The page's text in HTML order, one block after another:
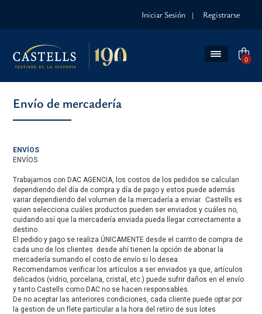
Iniciar Sesión | Registrarse
0
Envío de mercadería
ENVÍOS
ENVÍOS
Trabajamos con DAC AGENCIA, los costos de los pedidos se calculan
dependiendo del día de compra y día de pago y estos puede además
variar dependiendo del volumen de la mercadería a enviar. Castells es
quien selecciona cuáles productos pueden ser enviados y cuáles no,
cuidando así que la mercadería enviada pueda llegar correctamente a
destino.
El pedido y pago se realiza ÚNICAMENTE desde el carrito de compra de
cada uno de los clientes desde ahí tienen la opción de abonar la
mercadería sumando el costo de envío si lo desea.
Recomendamos verificar los artículos a ser enviados ya que, artículos
delicados (vidrio, porcelana, cristal, etc.) puede sufrir daños en el envío
y tanto Castells como DAC no se hacen responsables.
De no aceptar las anteriores condiciones, cada cliente puede optar por
la gestion de un flete particular a la hora del retiro de sus lotes